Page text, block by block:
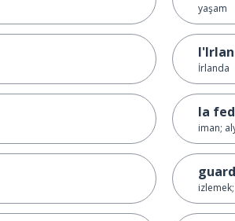
yaşam
İrlanda
la
iman;